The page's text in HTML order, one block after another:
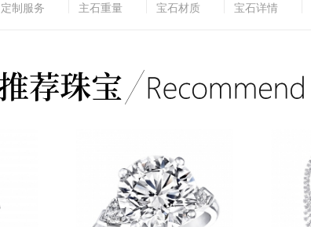
定制服务 主石重量 宝石材质 宝石详情